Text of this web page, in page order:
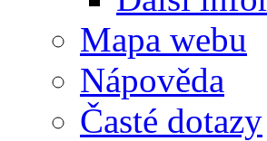
Mapa webu
Nápověda
Časté dotazy